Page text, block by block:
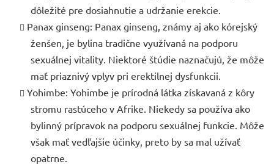
dôležité pre dosiahnutie a udržanie erekcie.
Panax ginseng: Panax ginseng, známy aj ako kórejský
ženšen, je bylina tradične využívaná na podporu
sexuálnej vitality. Niektoré štúdie naznačujú, že môže
mať priaznivý vplyv pri erektilnej dysfunkcii.
Yohimbe: Yohimbe je prírodná látka získavaná z kôry
stromu rastúceho v Afrike. Niekedy sa používa ako
bylinný prípravok na podporu sexuálnej funkcie. Môže
však mať vedľajšie účinky, preto by sa mal užívať
opatrne.